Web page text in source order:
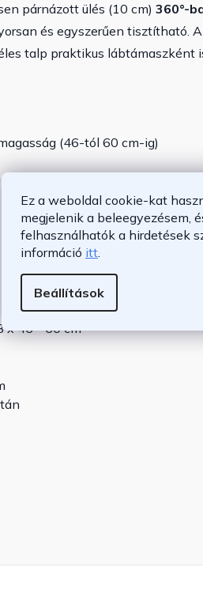
Ez a weboldal cookie-kat
megjelenik a beleegyezésem,
felhasználhatók a hirdetések
információ itt
Beállítások
párnázott ülés (10 cm) 360°-
és egyszerűen tisztítható. A
talp praktikus lábtámaszként
(46-tól 60 cm-ig)
x 46 - 60 cm